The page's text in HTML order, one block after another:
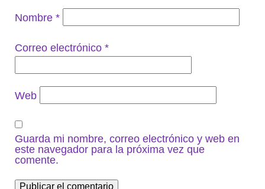
Nombre *
Correo electrónico *
Web
Guarda mi nombre, correo electrónico y web en
este navegador para la próxima vez que
comente.